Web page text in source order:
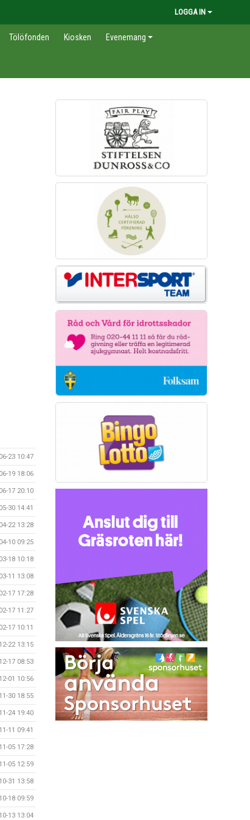
LOGGA IN
Tölöfonden Kiosken Evenemang
23 10:47
19 18:06
17 20:10
30 14:41
22 13:28
10 09:25
18 10:18
11 13:08
17 17:28
17 11:27
17 10:11
22 13:15
17 08:53
01 10:56
30 18:55
24 19:40
11 09:41
05 17:28
05 12:59
31 13:58
18 09:59
13 13:04